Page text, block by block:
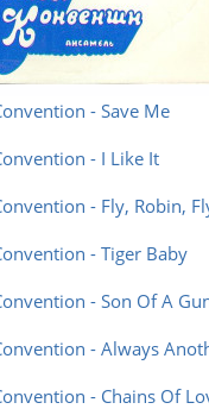
- Save Me
- I Like It
- Fly, Robin,
- Tiger Baby
- Son Of A
- Always
- Chains Of